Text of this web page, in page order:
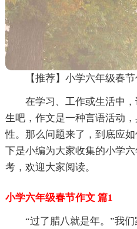
【推荐】小学六年级春
在学习、工作或生活中
生吧，作文是一种言语活动
性。那么问题来了，到底应
下是小编为大家收集的小学
考，欢迎大家阅读。
小学六年级春节作文 篇1
“过了腊八就是年。”我